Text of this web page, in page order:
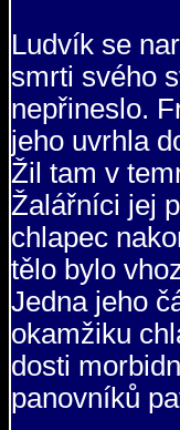
Ludvík se
smrti svého
nepřineslo.
jeho uvrhla
Žil tam v
Žalářníci jej
chlapec
tělo bylo
Jedna jeho
okamžiku
dosti
panovníků